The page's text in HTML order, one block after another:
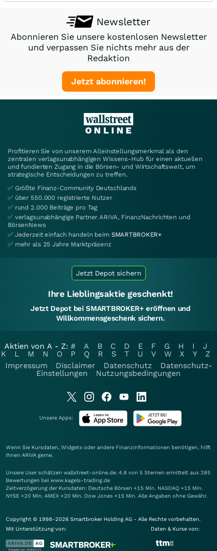
Newsletter
Abonnieren Sie unsere kostenlosen Newsletter
und verpassen Sie nichts mehr aus der
Redaktion
Jetzt abonnieren!
Profitieren Sie von unserem Alleinstellungsmerkmal als den
zentralen verlagsunabhängigen Wissens-Hub für einen aktuellen
und fundierten Zugang in die Börsen- und Wirtschaftswelt, um
strategische Entscheidungen zu treffen.
✅ Größte Finanz-Community Deutschlands
✅ über 550.000 registrierte Nutzer
✅ rund 2.000 Beiträge pro Tag
✅ verlagsunabhängige Partner ARIVA, FinanzNachrichten und
BörsenNews
✅ Jederzeit einfach handeln beim SMARTBROKER+
✅ mehr als 25 Jahre Marktpräsenz
Jetzt Depot sichern
Ihre Lieblingsaktie geschenkt!
Jetzt Depot bei SMARTBROKER+ eröffnen und
Willkommensgeschenk sichern.
Aktien von A - Z: # A B C D E F G H I
J
K
L M N O P Q R S T U V W X Y
Z
Impressum
Disclaimer Datenschutz
Datenschutz-
Einstellungen
Nutzungsbedingungen
Unsere Apps:
Wenn Sie Kursdaten, Widgets oder andere Finanzinformationen benötigen, hilft
Ihnen ARIVA gerne.
Unsere User schätzen wallstreet-online.de: 4.8 von 5 Sternen ermittelt aus 285
Bewertungen bei www.kagels-trading.de
Zeitverzögerung der Kursdaten: Deutsche Börsen +15 Min. NASDAQ +15 Min.
NYSE +20 Min. AMEX +20 Min. Dow Jones +15 Min. Alle Angaben ohne Gewähr.
Copyright © 1998-2026 Smartbroker Holding AG - Alle Rechte vorbehalten.
Mit Unterstützung von:
Daten & Kurse von: